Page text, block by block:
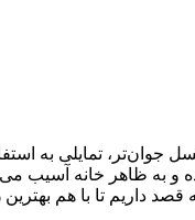
تمایلی به
به ظاهر خانه آسیب
داریم تا با هم بهترین